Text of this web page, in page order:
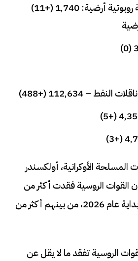
(+1,951) منظومة روبوتية أرضية: 1,740 (+11)
– 112,634 (+488)
المسلحة الأوكرانية، أولكسندر
20 مايو، أن القوات الروسية فقدت أكثر من
141,500 جندي منذ بداية عام 2026، من بينهم أكثر من
الروسية تفقد ما لا يقل عن